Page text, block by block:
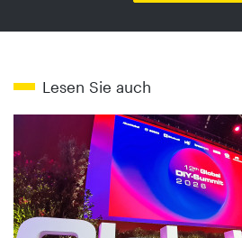
Lesen Sie auch